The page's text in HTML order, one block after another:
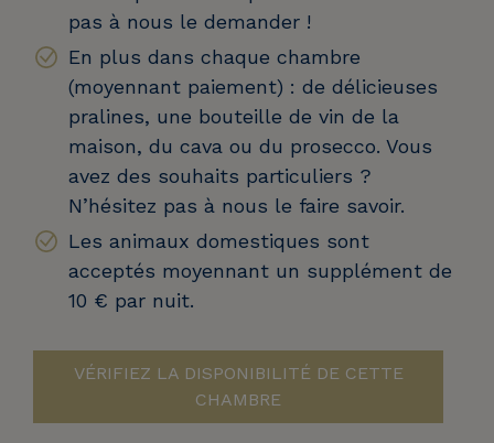
pas à nous le demander !
En plus dans chaque chambre
(moyennant paiement) : de délicieuses
pralines, une bouteille de vin de la
maison, du cava ou du prosecco. Vous
avez des souhaits particuliers ?
N’hésitez pas à nous le faire savoir.
Les animaux domestiques sont
acceptés moyennant un supplément de
10 € par nuit.
VÉRIFIEZ LA DISPONIBILITÉ DE CETTE
CHAMBRE